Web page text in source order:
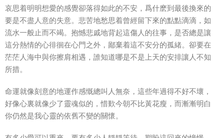
哀思着明明想愛的感覺卻落得如此的不安，爲什麽到最後換來的
要是不盡人意的失意。悲苦地愁思着曾經留下來的點點滴滴，如
流水一般止而不竭。抱憾悲戚地背起這傷人的往事，是否總是讓
這分熱情的心徘徊在心門之外，鄙棄着這不安分的孤緒。卻要在
茫茫人海中與你擦肩相遇，誰知道哪是不是上天的安排讓人不知
所措。
命運就像刻意的地運作感慨總叫人無奈，這些年過得不好不壞，
好像心裏就像少了靈魂似的，惜歎今朝不比黃花瘦，而漸漸明白
你仍然是我心靈的依舊不變的關懷。